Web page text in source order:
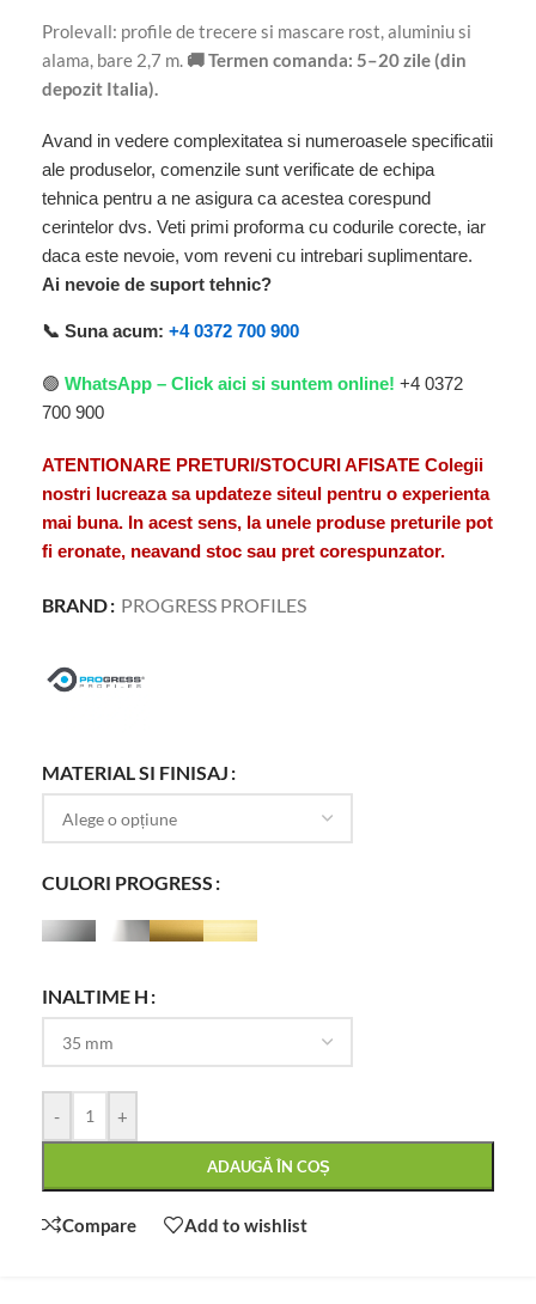
Prolevall: profile de trecere si mascare rost, aluminiu si
alama, bare 2,7 m. 🚚 Termen comanda: 5–20 zile (din
depozit Italia).
Avand in vedere complexitatea si numeroasele specificatii
ale produselor, comenzile sunt verificate de echipa
tehnica pentru a ne asigura ca acestea corespund
cerintelor dvs. Veti primi proforma cu codurile corecte, iar
daca este nevoie, vom reveni cu intrebari suplimentare.
Ai nevoie de suport tehnic?
📞 Suna acum: +4 0372 700 900
🟢 WhatsApp – Click aici si suntem online! +4 0372
700 900
ATENTIONARE PRETURI/STOCURI AFISATE Colegii
nostri lucreaza sa updateze siteul pentru o experienta
mai buna. In acest sens, la unele produse preturile pot
fi eronate, neavand stoc sau pret corespunzator.
BRAND PROGRESS PROFILES
MATERIAL SI FINISAJ
CULORI PROGRESS
INALTIME H
- +
ADAUGĂ ÎN COȘ
Compare Add to wishlist